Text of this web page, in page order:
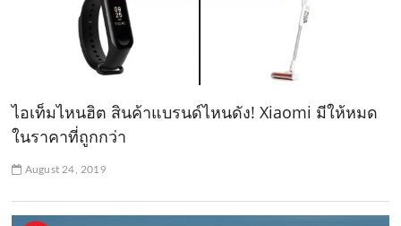
ไอเท็มไหนฮิต สินค้าแบรนด์ไหนดัง! Xiaomi มีให้หมด
ในราคาที่ถูกกว่า
August 24, 2019